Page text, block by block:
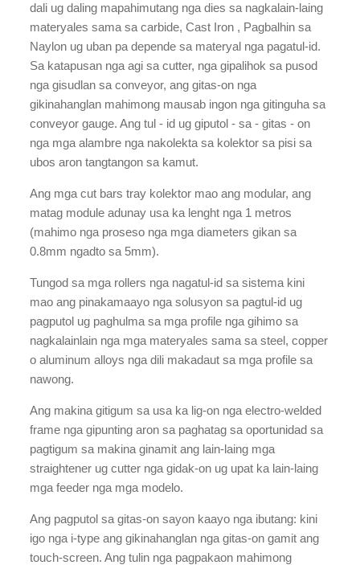
dali ug daling mapahimutang nga dies sa nagkalain-laing
materyales sama sa carbide, Cast Iron , Pagbalhin sa
Naylon ug uban pa depende sa materyal nga pagatul-id.
Sa katapusan nga agi sa cutter, nga gipalihok sa pusod
nga gisudlan sa conveyor, ang gitas-on nga
gikinahanglan mahimong mausab ingon nga gitinguha sa
conveyor gauge. Ang tul - id ug giputol - sa - gitas - on
nga mga alambre nga nakolekta sa kolektor sa pisi sa
ubos aron tangtangon sa kamut.
Ang mga cut bars tray kolektor mao ang modular, ang
matag module adunay usa ka lenght nga 1 metros
(mahimo nga proseso nga mga diameters gikan sa
0.8mm ngadto sa 5mm).
Tungod sa mga rollers nga nagatul-id sa sistema kini
mao ang pinakamaayo nga solusyon sa pagtul-id ug
pagputol ug paghulma sa mga profile nga gihimo sa
nagkalainlain nga mga materyales sama sa steel, copper
o aluminum alloys nga dili makadaut sa mga profile sa
nawong.
Ang makina gitigum sa usa ka lig-on nga electro-welded
frame nga gipunting aron sa paghatag sa oportunidad sa
pagtigum sa makina ginamit ang lain-laing mga
straightener ug cutter nga gidak-on ug upat ka lain-laing
mga feeder nga mga modelo.
Ang pagputol sa gitas-on sayon kaayo nga ibutang: kini
igo nga i-type ang gikinahanglan nga gitas-on gamit ang
touch-screen. Ang tulin nga pagpakaon mahimong